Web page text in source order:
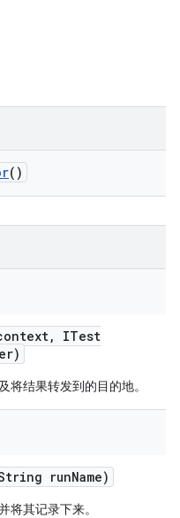
()
,
ITest
将结果转发到的目的地。
runName)
将其记录下来。